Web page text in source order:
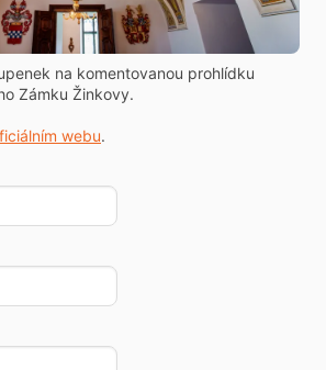
na komentovanou prohlídku
Zámku Žinkovy.
webu.